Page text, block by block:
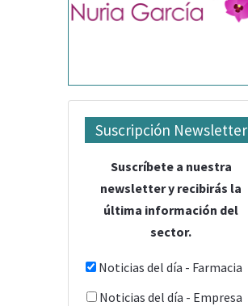
Suscripción Newsletter
Suscríbete a nuestra
newsletter y recibirás la
última información del
sector.
Noticias del día - Farmacia
Noticias del día - Empresa